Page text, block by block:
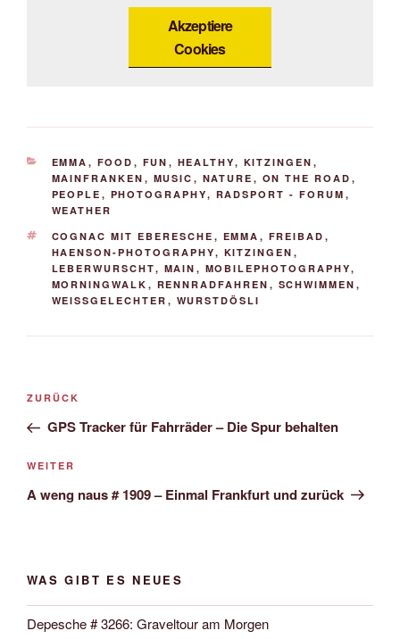
Akzeptiere
Cookies
KATEGORIEN
EMMA , FOOD , FUN , HEALTHY, KITZINGEN ,
MAINFRANKEN , MUSIC , NATURE , ON THE ROAD ,
PEOPLE , PHOTOGRAPHY, RADSPORT - FORUM ,
WEATHER
SCHLAGWÖRTER
COGNAC MIT EBERESCHE , EMMA , FREIBAD ,
HAENSON-PHOTOGRAPHY, KITZINGEN ,
LEBERWURSCHT, MAIN , MOBILEPHOTOGRAPHY,
MORNINGWALK , RENNRADFAHREN , SCHWIMMEN ,
WEISSGELECHTER
, WURSTDÖSLI
Beitrags-
Vorheriger
Beitrag
ZURÜCK
GPS Tracker für Fahrräder – Die Spur behalten
Nächster
Beitrag
WEITER
A weng naus # 1909 – Einmal Frankfurt und zurück
WAS GIBT ES NEUES
Depesche # 3266: Graveltour am Morgen